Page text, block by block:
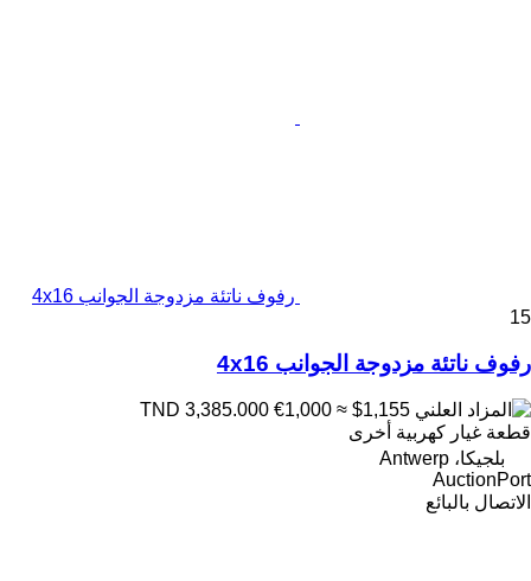
رفوف ناتئة مزدوجة الجوانب 4x16
15
رفوف ناتئة مزدوجة الجوانب 4x16
€1,000 ≈ $1,155
قطعة غيار كهربية أخرى
بلجيكا، Antwerp
AuctionPort
الاتصال بالبائع